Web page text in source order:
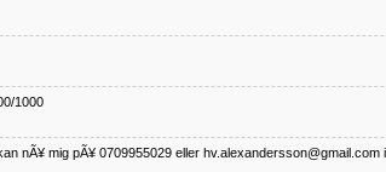
1000
nÃ¥ mig pÃ¥ 0709955029 eller